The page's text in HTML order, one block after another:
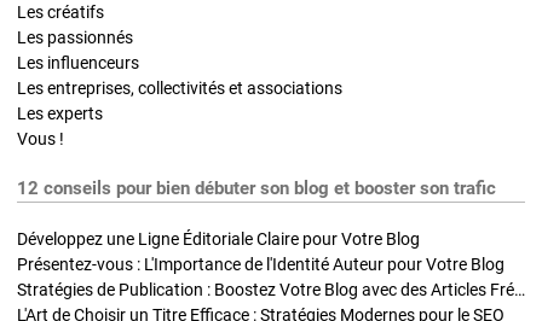
Les créatifs
Les passionnés
Les influenceurs
Les entreprises, collectivités et associations
Les experts
Vous !
12 conseils pour bien débuter son blog et booster son trafic
Développez une Ligne Éditoriale Claire pour Votre Blog
Présentez-vous : L'Importance de l'Identité Auteur pour Votre Blog
Stratégies de Publication : Boostez Votre Blog avec des Articles Fréquents et Exclusifs
L'Art de Choisir un Titre Efficace : Stratégies Modernes pour le SEO